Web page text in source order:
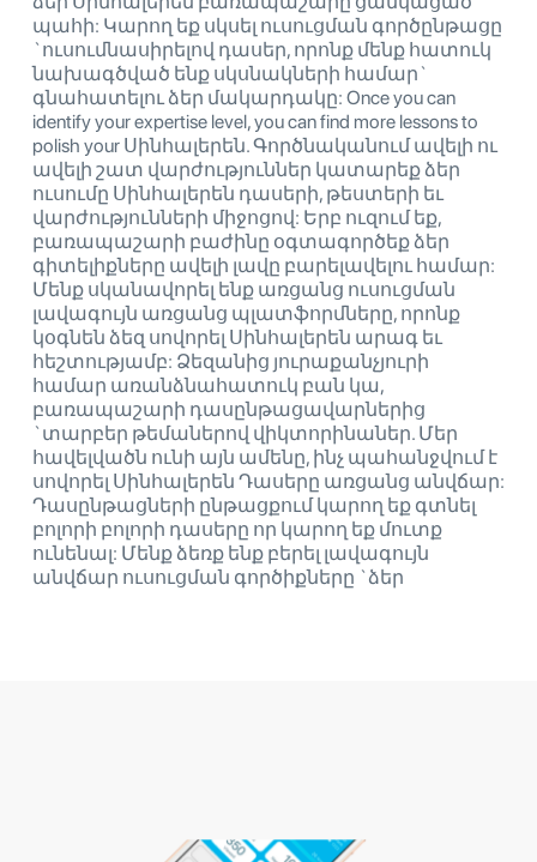
պահի: Կարող եք սկսել ուսուցման գործընթացը
`ուսումնասիրելով դասեր, որոնք մենք հատուկ
նախագծված ենք սկսնակների համար`
գնահատելու ձեր մակարդակը: Once you can
identify your expertise level, you can find more lessons to
polish your Սինհալերեն. Գործնականում ավելի ու
ավելի շատ վարժություններ կատարեք ձեր
ուսումը Սինհալերեն դասերի, թեստերի եւ
վարժությունների միջոցով: Երբ ուզում եք,
բառապաշարի բաժինը օգտագործեք ձեր
գիտելիքները ավելի լավը բարելավելու համար:
Մենք սկանավորել ենք առցանց ուսուցման
լավագույն առցանց պլատֆորմները, որոնք
կօգնեն ձեզ սովորել Սինհալերեն արագ եւ
հեշտությամբ: Ձեզանից յուրաքանչյուրի
համար առանձնահատուկ բան կա,
բառապաշարի դասընթացավարներից
`տարբեր թեմաներով վիկտորինաներ. Մեր
հավելվածն ունի այն ամենը, ինչ պահանջվում է
սովորել Սինհալերեն Դասերը առցանց անվճար:
Դասընթացների ընթացքում կարող եք գտնել
բոլորի բոլորի դասերը որ կարող եք մուտք
ունենալ: Մենք ձեռք ենք բերել լավագույն
անվճար ուսուցման գործիքները `ձեր